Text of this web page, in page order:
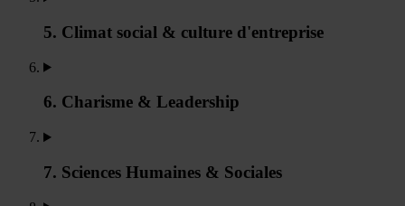
5. Climat social & culture d'entreprise
6. Charisme & Leadership
7. Sciences Humaines & Sociales